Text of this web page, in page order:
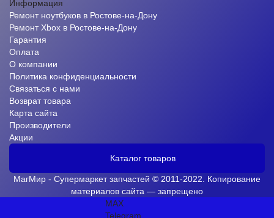
Информация
Ремонт ноутбуков в Ростове-на-Дону
Ремонт Xbox в Ростове-на-Дону
Гарантия
Оплата
О компании
Политика конфиденциальности
Связаться с нами
Возврат товара
Карта сайта
Производители
Акции
Каталог товаров
МагМир - Супермаркет запчастей © 2011-2022. Копирование
материалов сайта — запрещено
MAX
Telegram